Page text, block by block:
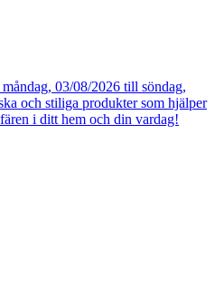
03/08/2026 till söndag,
och stiliga produkter som hjälper
i ditt hem och din vardag!